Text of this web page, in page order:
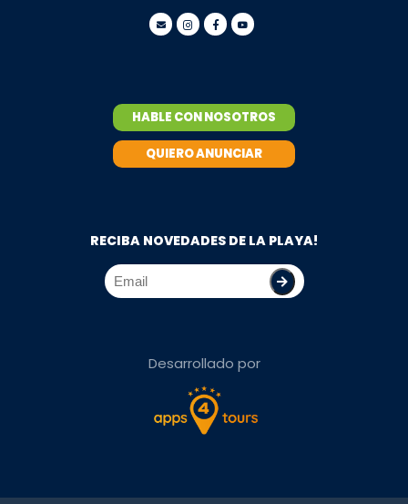
HABLE CON NOSOTROS
QUIERO ANUNCIAR
RECIBA NOVEDADES DE LA PLAYA!
Desarrollado por